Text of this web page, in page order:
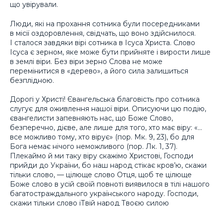
що увірували.
Люди, які на прохання сотника були посередниками
в місії оздоровлення, свідчать, що воно здійснилося.
І сталося завдяки вірі сотника в Ісуса Христа. Слово
Ісуса є зерном, яке може бути прийняте і вирости лише
в землі віри. Без віри зерно Слова не може
перемінитися в «дерево», а його сила залишиться
безплідною.
Дорогі у Христі! Євангельська благовість про сотника
слугує для оживлення нашої віри. Описуючи цю подію,
євангелисти запевняють нас, що Боже Слово,
безперечно, дієве, але лише для того, хто має віру: «…
все можливо тому, хто вірує» (пор. Мк. 9, 23), бо для
Бога немає нічого неможливого (пор. Лк. 1, 37).
Плекаймо й ми таку віру скажімо Христові, Господи
прийди до України, бо наш народ стікає кров’ю, скажи
тільки слово, — цілюще слово Отця, щоб те цілюще
Боже слово в усій своїй повноті виявилося в тілі нашого
багатостраждального українського народу. Господи,
скажи тільки слово іТвій народ Твоєю силою